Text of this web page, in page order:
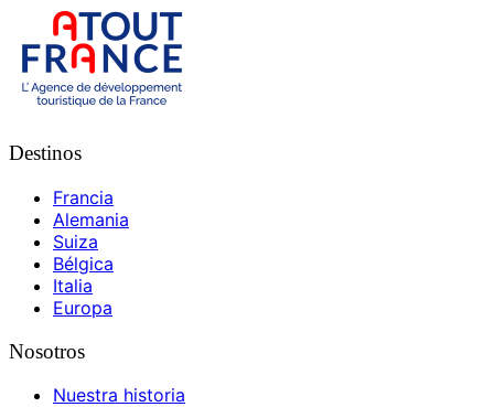
Destinos
Francia
Alemania
Suiza
Bélgica
Italia
Europa
Nosotros
Nuestra historia